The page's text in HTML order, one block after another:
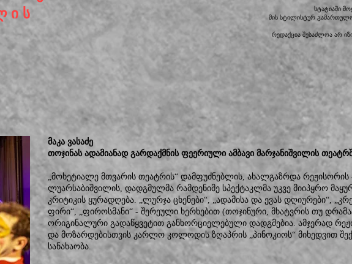
სტატიაში
მის სტილისტურ
რედაქცია შესაძლოა არ
მაკა ვასაძე
თოჯინას ადამიანად გარდაქმნის ფეერიული ამბავი მარჯანიშვილის
„მოხეტიალე მთვარის თეატრის“ დამფუძნებლის, ახალგაზრდა რეჟისორის
ლუარსაბიშვილის, დადგმულმა რამდენიმე სპექტაკლმა უკვე მიიპყრო
კრიტიკის ყურადღება. „ლურჯა ცხენები“, „ადამისა და ევას დღიურები“,
ფირი“, „ფიროსმანი“ - შერეული ხერხებით (თოჯინური, მხატვრის თუ
ორიგინალური გადაწყვეტით განხორციელებული დადგმებია. ამჯერად
და მოზარდებისთვის კარლო კოლოდის ზღაპრის „პინოკიოს“ მიხედვით
სანახაობა.